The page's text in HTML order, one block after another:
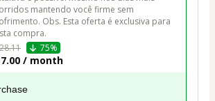
mantendo você firme sem
Obs. Esta oferta é exclusiva para
compra.
75%
/ month